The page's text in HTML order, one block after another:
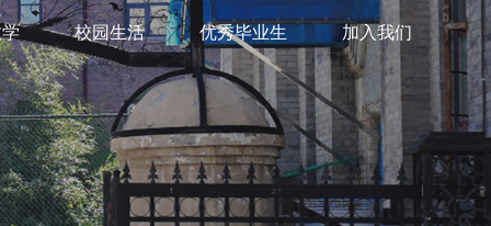
校园生活 优秀毕业生 加入我们